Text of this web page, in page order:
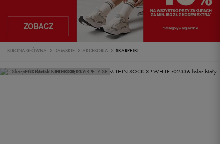
STRONA GŁÓWNA DAMSKIE AKCESORIA SKARPETKI
PRODUKT NIEDOSTĘPNY